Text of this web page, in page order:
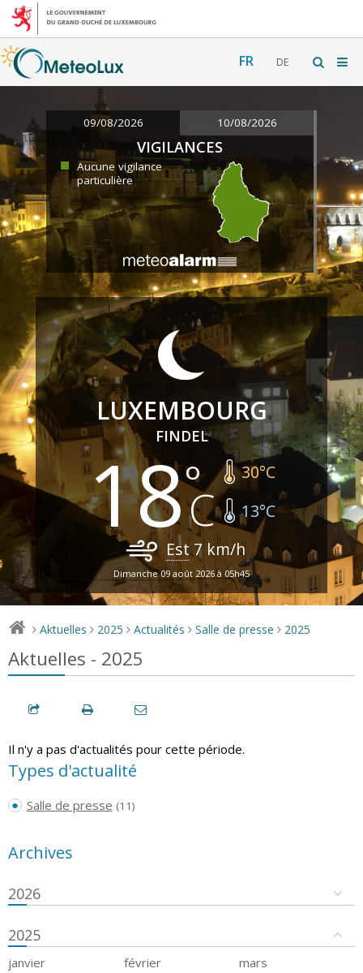
FR DE
09/08/2026 10/08/2026
VIGILANCES
Aucune vigilance
particulière
LUXEMBOURG
FINDEL
18 30°C
13°C
Est7 km/h
Dimanche 09 août 2026 à 05h45
> Aktuelles > 2025 > Actualités > Salle de presse > 2025
Aktuelles - 2025
Il n'y a pas d'actualités pour cette période.
Types d'actualité
Salle de presse (11)
Archives
2026
2025
janvier février
mars